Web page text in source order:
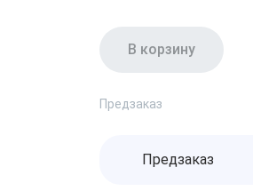
В корзину
Предзаказ
Предзаказ